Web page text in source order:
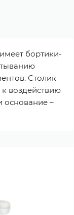
бортики-
Столик
к воздействию
основание –